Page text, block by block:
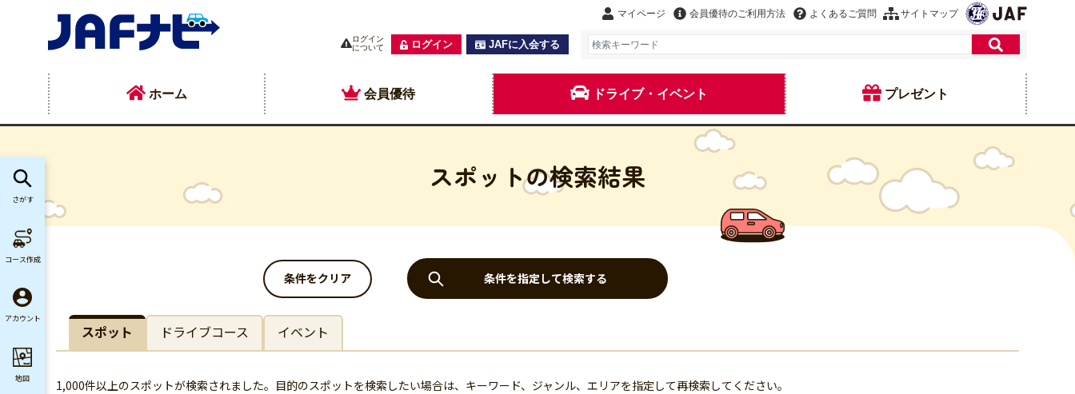
マイページ 会員優待のご利用方法 よくあるご質問 サイトマップ
ログイン
について
ログイン JAFに入会する
ホーム 会員優待 ドライブ・イベント プレゼント
スポットの検索結果
条件をクリア 条件を指定して検索する
スポット ドライブコース イベント
1,000件以上のスポットが検索されました。目的のスポットを検索したい場合は、キーワード、ジャンル、エリアを指定して再検索してください。
さがす
コース作成
アカウント
地図